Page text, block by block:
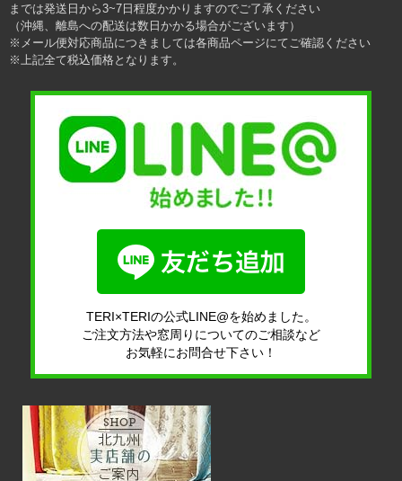
までは発送日から3~7日程度かかりますのでご了承ください
（沖縄、離島への配送は数日かかる場合がございます）
※メール便対応商品につきましては各商品ページにてご確認ください
※上記全て税込価格となります。
TERI×TERIの公式LINE@を始めました。
ご注文方法や窓周りについてのご相談など
お気軽にお問合せ下さい！